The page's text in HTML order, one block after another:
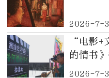
2026-7-
“电影+
的情书
2026-7-